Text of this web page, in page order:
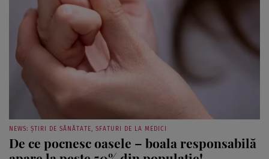
NEWS: ȘTIRI DE SĂNĂTATE, SFATURI DE LA MEDICI
De ce pocnesc oasele – boala responsabilă